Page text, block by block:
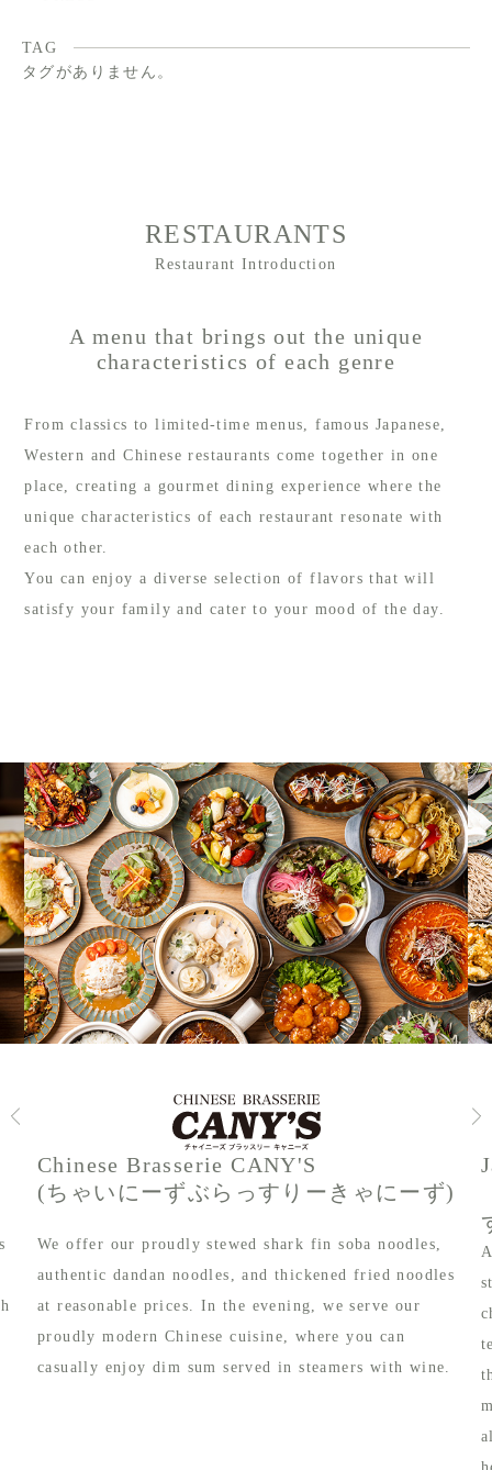
TAG
タグがありません。
RESTAURANTS
Restaurant Introduction
A menu that brings out the unique
characteristics of each genre
From classics to limited-time menus, famous Japanese,
Western and Chinese restaurants come together in one
place, creating a gourmet dining experience where the
unique characteristics of each restaurant resonate with
each other.
You can enjoy a diverse selection of flavors that will
satisfy your family and cater to your mood of the day.
Chinese Brasserie CANY'S
(ちゃいにーずぶらっすりーきゃにーず)
We offer our proudly stewed shark fin soba noodles,
authentic dandan noodles, and thickened fried noodles
at reasonable prices. In the evening, we serve our
proudly modern Chinese cuisine, where you can
casually enjoy dim sum served in steamers with wine.